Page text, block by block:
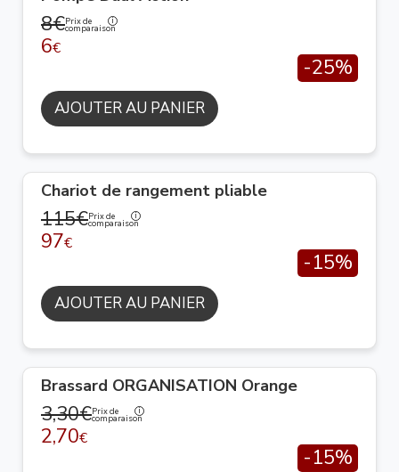
8€Prix de
comparaison
6€
-25%
AJOUTER AU PANIER
Chariot de rangement pliable
115€Prix de
comparaison
97€
-15%
AJOUTER AU PANIER
Brassard ORGANISATION Orange
3,30€Prix de
comparaison
2,70€
-15%